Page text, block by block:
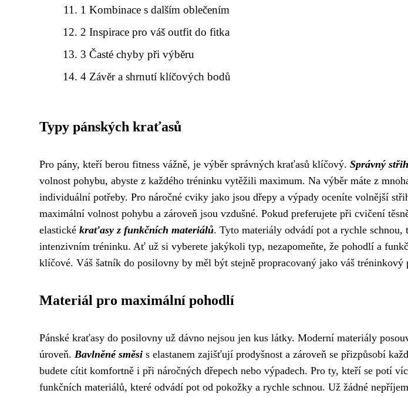
1 Kombinace s dalším oblečením
2 Inspirace pro váš outfit do fitka
3 Časté chyby při výběru
4 Závěr a shrnutí klíčových bodů
Typy pánských kraťasů
Pro pány, kteří berou fitness vážně, je výběr správných kraťasů klíčový. Správný
volnost pohybu, abyste z každého tréninku vytěžili maximum. Na výběr máte z
individuální potřeby. Pro náročné cviky jako jsou dřepy a výpady oceníte volnější
maximální volnost pohybu a zároveň jsou vzdušné. Pokud preferujete při cvičení
elastické kraťasy z funkčních materiálů. Tyto materiály odvádí pot a rychle schnou,
intenzivním tréninku. Ať už si vyberete jakýkoli typ, nezapomeňte, že pohodlí a
klíčové. Váš šatník do posilovny by měl být stejně propracovaný jako váš tréninkový
Materiál pro maximální pohodlí
Pánské kraťasy do posilovny už dávno nejsou jen kus látky. Moderní materiály
úroveň. Bavlněné směsi s elastanem zajišťují prodyšnost a zároveň se přizpůsobí
budete cítit komfortně i při náročných dřepech nebo výpadech. Pro ty, kteří se potí
funkčních materiálů, které odvádí pot od pokožky a rychle schnou. Už žádné